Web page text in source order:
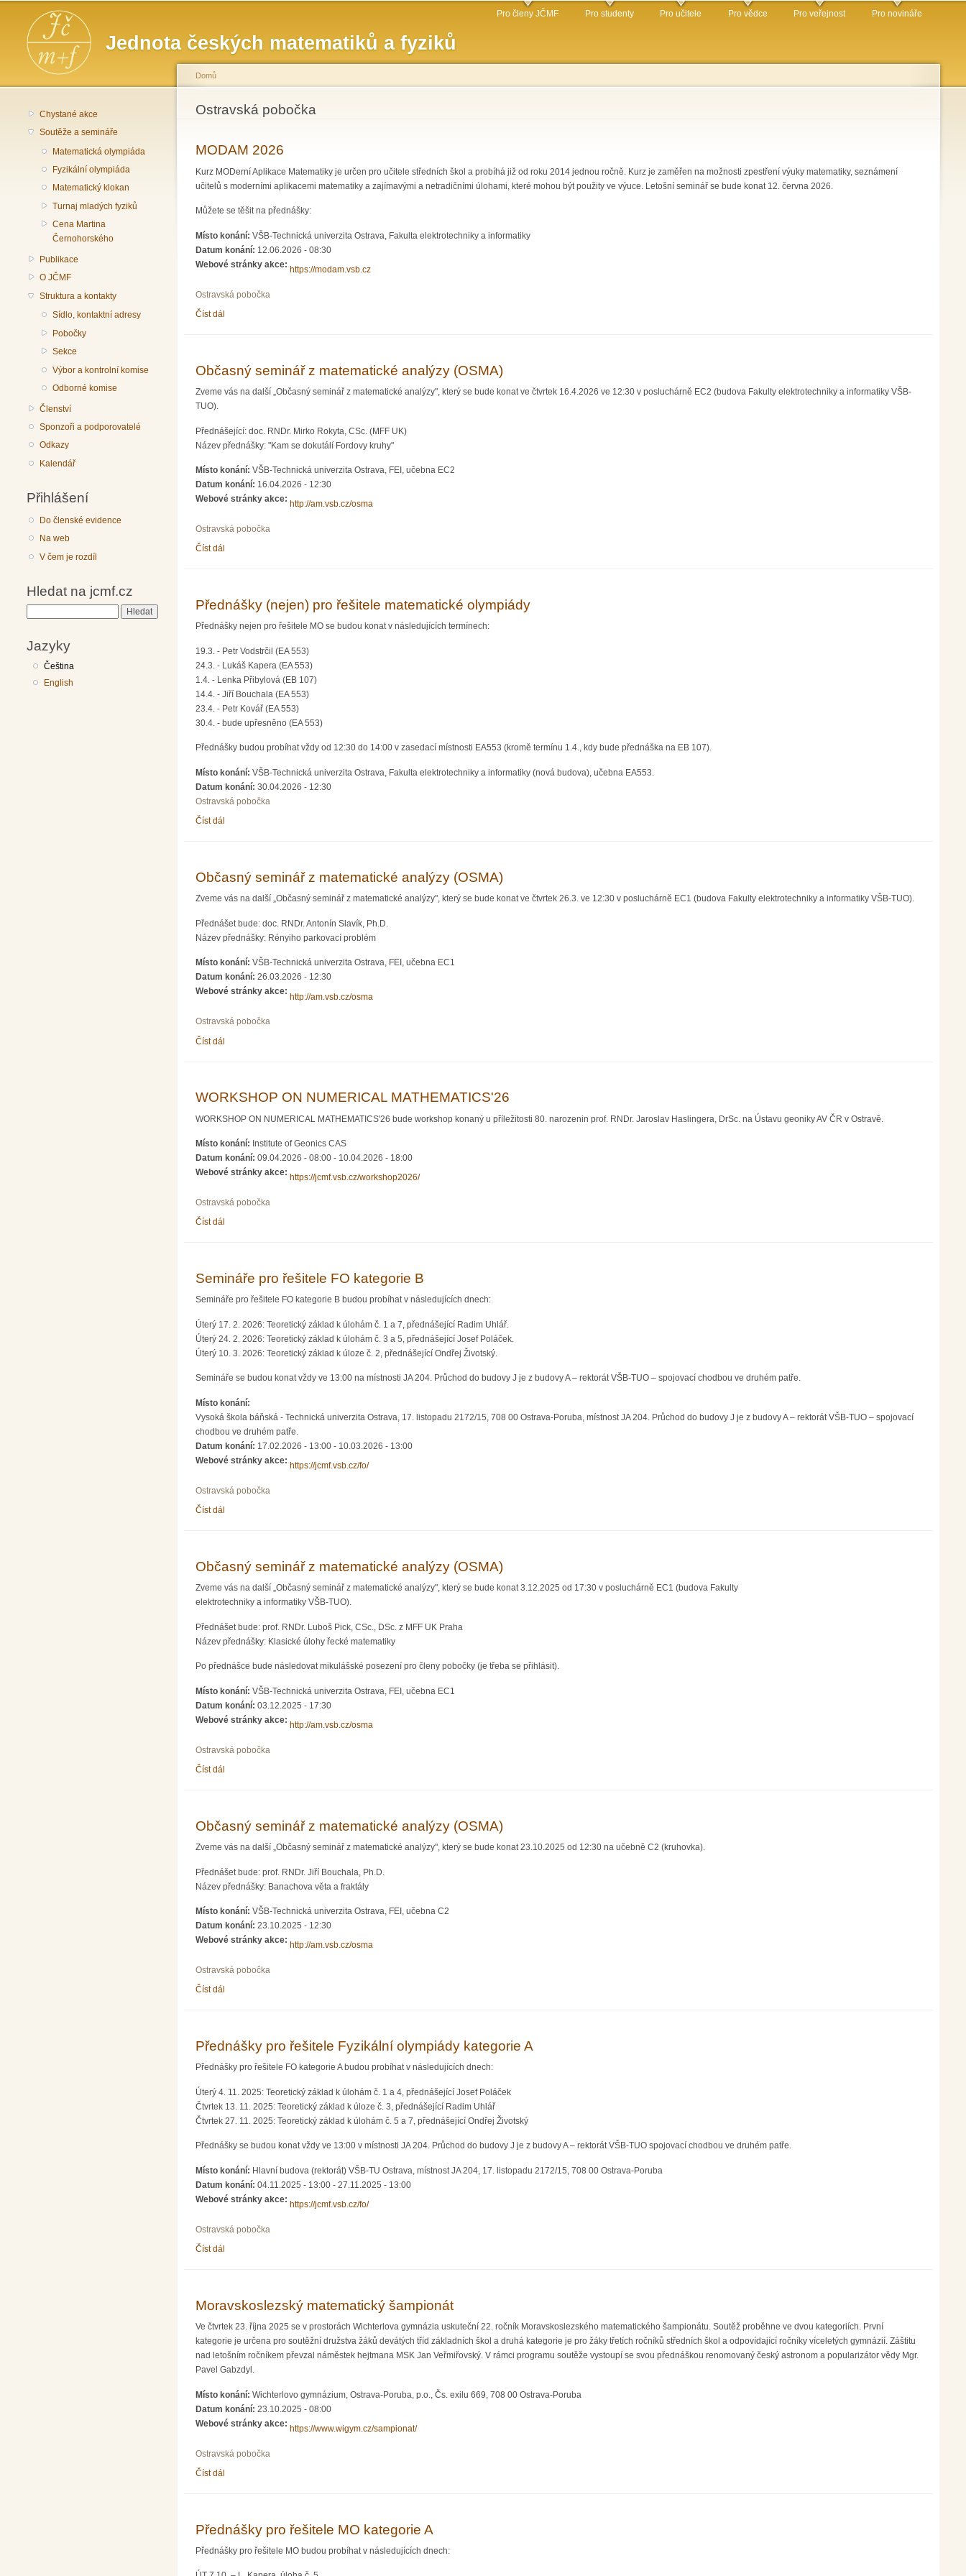
obsahu
Jednota českých matematiků a fyziků
Hlavní menu Pro členy JČMF Pro studenty Pro učitele Pro vědce Pro veřejnost Pro novináře
Chystané akce
Soutěže a semináře
Matematická olympiáda
Fyzikální olympiáda
Matematický klokan
Turnaj mladých fyziků
Cena Martina
Černohorského
Publikace
O JČMF
Struktura a kontakty
Sídlo, kontaktní adresy
Pobočky
Sekce
Výbor a kontrolní komise
Odborné komise
Členství
Sponzoři a podporovatelé
Odkazy
Kalendář
Přihlášení
Do členské evidence
Na web
V čem je rozdíl
Hledat na jcmf.cz
Jazyky
Čeština
English
Jste zde
Domů
Ostravská pobočka
MODAM 2026
Kurz MODerní Aplikace Matematiky je určen pro učitele středních škol a probíhá již od roku 2014 jednou ročně. Kurz je zaměřen na možnosti zpestření výuky matematiky, seznámení
učitelů s moderními aplikacemi matematiky a zajímavými a netradičními úlohami, které mohou být použity ve výuce. Letošní seminář se bude konat 12. června 2026.
Můžete se těšit na přednášky:
Místo konání: VŠB-Technická univerzita Ostrava, Fakulta elektrotechniky a informatiky
Datum konání: 12.06.2026 - 08:30
Webové stránky akce:
https://modam.vsb.cz
Ostravská pobočka
Číst dál
Občasný seminář z matematické analýzy (OSMA)
Zveme vás na další „Občasný seminář z matematické analýzy", který se bude konat ve čtvrtek 16.4.2026 ve 12:30 v posluchárně EC2 (budova Fakulty elektrotechniky a informatiky VŠB-
TUO).
Přednášející: doc. RNDr. Mirko Rokyta, CSc. (MFF UK)
Název přednášky: "Kam se dokutálí Fordovy kruhy"
Místo konání: VŠB-Technická univerzita Ostrava, FEI, učebna EC2
Datum konání: 16.04.2026 - 12:30
Webové stránky akce:
http://am.vsb.cz/osma
Ostravská pobočka
Číst dál
Přednášky (nejen) pro řešitele matematické olympiády
Přednášky nejen pro řešitele MO se budou konat v následujících termínech:
19.3. - Petr Vodstrčil (EA 553)
24.3. - Lukáš Kapera (EA 553)
1.4. - Lenka Přibylová (EB 107)
14.4. - Jiří Bouchala (EA 553)
23.4. - Petr Kovář (EA 553)
30.4. - bude upřesněno (EA 553)
Přednášky budou probíhat vždy od 12:30 do 14:00 v zasedací místnosti EA553 (kromě termínu 1.4., kdy bude přednáška na EB 107).
Místo konání: VŠB-Technická univerzita Ostrava, Fakulta elektrotechniky a informatiky (nová budova), učebna EA553.
Datum konání: 30.04.2026 - 12:30
Ostravská pobočka
Číst dál
Občasný seminář z matematické analýzy (OSMA)
Zveme vás na další „Občasný seminář z matematické analýzy", který se bude konat ve čtvrtek 26.3. ve 12:30 v posluchárně EC1 (budova Fakulty elektrotechniky a informatiky VŠB-TUO).
Přednášet bude: doc. RNDr. Antonín Slavík, Ph.D.
Název přednášky: Rényiho parkovací problém
Místo konání: VŠB-Technická univerzita Ostrava, FEI, učebna EC1
Datum konání: 26.03.2026 - 12:30
Webové stránky akce:
http://am.vsb.cz/osma
Ostravská pobočka
Číst dál
WORKSHOP ON NUMERICAL MATHEMATICS'26
WORKSHOP ON NUMERICAL MATHEMATICS'26 bude workshop konaný u příležitosti 80. narozenin prof. RNDr. Jaroslav Haslingera, DrSc. na Ústavu geoniky AV ČR v Ostravě.
Místo konání: Institute of Geonics CAS
Datum konání: 09.04.2026 - 08:00 - 10.04.2026 - 18:00
Webové stránky akce:
https://jcmf.vsb.cz/workshop2026/
Ostravská pobočka
Číst dál
Semináře pro řešitele FO kategorie B
Semináře pro řešitele FO kategorie B budou probíhat v následujících dnech:
Úterý 17. 2. 2026: Teoretický základ k úlohám č. 1 a 7, přednášející Radim Uhlář.
Úterý 24. 2. 2026: Teoretický základ k úlohám č. 3 a 5, přednášející Josef Poláček.
Úterý 10. 3. 2026: Teoretický základ k úloze č. 2, přednášející Ondřej Životský.
Semináře se budou konat vždy ve 13:00 na místnosti JA 204. Průchod do budovy J je z budovy A – rektorát VŠB-TUO – spojovací chodbou ve druhém patře.
Místo konání:
Vysoká škola báňská - Technická univerzita Ostrava, 17. listopadu 2172/15, 708 00 Ostrava-Poruba, místnost JA 204. Průchod do budovy J je z budovy A – rektorát VŠB-TUO – spojovací
chodbou ve druhém patře.
Datum konání: 17.02.2026 - 13:00 - 10.03.2026 - 13:00
Webové stránky akce:
https://jcmf.vsb.cz/fo/
Ostravská pobočka
Číst dál
Občasný seminář z matematické analýzy (OSMA)
Zveme vás na další „Občasný seminář z matematické analýzy", který se bude konat 3.12.2025 od 17:30 v posluchárně EC1 (budova Fakulty
elektrotechniky a informatiky VŠB-TUO).
Přednášet bude: prof. RNDr. Luboš Pick, CSc., DSc. z MFF UK Praha
Název přednášky: Klasické úlohy řecké matematiky
Po přednášce bude následovat mikulášské posezení pro členy pobočky (je třeba se přihlásit).
Místo konání: VŠB-Technická univerzita Ostrava, FEI, učebna EC1
Datum konání: 03.12.2025 - 17:30
Webové stránky akce:
http://am.vsb.cz/osma
Ostravská pobočka
Číst dál
Občasný seminář z matematické analýzy (OSMA)
Zveme vás na další „Občasný seminář z matematické analýzy", který se bude konat 23.10.2025 od 12:30 na učebně C2 (kruhovka).
Přednášet bude: prof. RNDr. Jiří Bouchala, Ph.D.
Název přednášky: Banachova věta a fraktály
Místo konání: VŠB-Technická univerzita Ostrava, FEI, učebna C2
Datum konání: 23.10.2025 - 12:30
Webové stránky akce:
http://am.vsb.cz/osma
Ostravská pobočka
Číst dál
Přednášky pro řešitele Fyzikální olympiády kategorie A
Přednášky pro řešitele FO kategorie A budou probíhat v následujících dnech:
Úterý 4. 11. 2025: Teoretický základ k úlohám č. 1 a 4, přednášející Josef Poláček
Čtvrtek 13. 11. 2025: Teoretický základ k úloze č. 3, přednášející Radim Uhlář
Čtvrtek 27. 11. 2025: Teoretický základ k úlohám č. 5 a 7, přednášející Ondřej Životský
Přednášky se budou konat vždy ve 13:00 v místnosti JA 204. Průchod do budovy J je z budovy A – rektorát VŠB-TUO spojovací chodbou ve druhém patře.
Místo konání: Hlavní budova (rektorát) VŠB-TU Ostrava, místnost JA 204, 17. listopadu 2172/15, 708 00 Ostrava-Poruba
Datum konání: 04.11.2025 - 13:00 - 27.11.2025 - 13:00
Webové stránky akce:
https://jcmf.vsb.cz/fo/
Ostravská pobočka
Číst dál
Moravskoslezský matematický šampionát
Ve čtvrtek 23. října 2025 se v prostorách Wichterlova gymnázia uskuteční 22. ročník Moravskoslezského matematického šampionátu. Soutěž proběhne ve dvou kategoriích. První
kategorie je určena pro soutěžní družstva žáků devátých tříd základních škol a druhá kategorie je pro žáky třetích ročníků středních škol a odpovídající ročníky víceletých gymnázií. Záštitu
nad letošním ročníkem převzal náměstek hejtmana MSK Jan Veřmiřovský. V rámci programu soutěže vystoupí se svou přednáškou renomovaný český astronom a popularizátor vědy Mgr.
Pavel Gabzdyl.
Místo konání: Wichterlovo gymnázium, Ostrava-Poruba, p.o., Čs. exilu 669, 708 00 Ostrava-Poruba
Datum konání: 23.10.2025 - 08:00
Webové stránky akce:
https://www.wigym.cz/sampionat/
Ostravská pobočka
Číst dál
Přednášky pro řešitele MO kategorie A
Přednášky pro řešitele MO budou probíhat v následujících dnech: